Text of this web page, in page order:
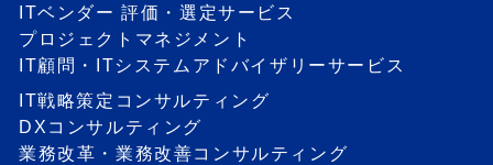
ITベンダー 評価・選定サービス
プロジェクトマネジメント
IT顧問・ITシステムアドバイザリーサービス
IT戦略策定コンサルティング
DXコンサルティング
業務改革・業務改善コンサルティング